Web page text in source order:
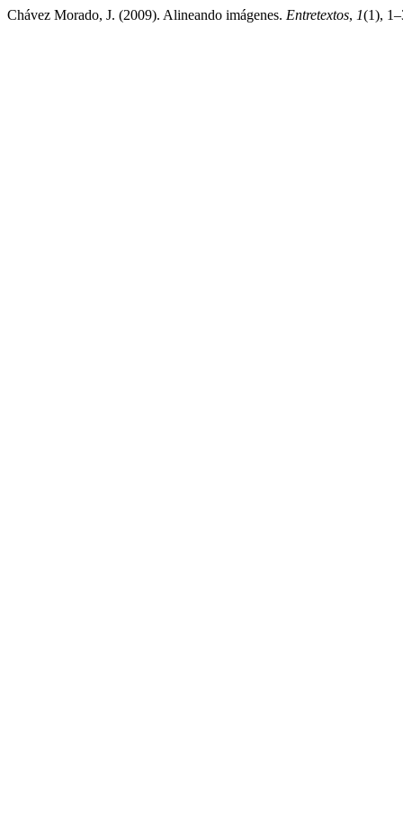
Chávez Morado, J. (2009). Alineando imágenes. Entretextos, 1(1),